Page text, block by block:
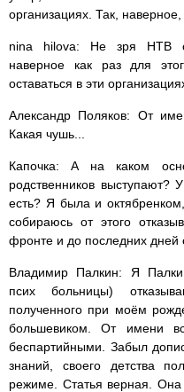
организациях. Так,
nina hilova: Не зря НТВ
наверное как раз для
оставаться в эти
Александр Поляков: От
Какая чушь...
Капочка: А на каком
родственников выступают?
есть? Я была и
собираюсь от этого
фронте и до последних дней
Владимир Палкин: Я
псих больницы)
полученного при моём
большевиком. От имени
беспартийными. Забыл
знаний, своего детства
режиме. Статья верная. Она